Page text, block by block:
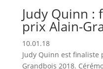
Judy Quinn
prix Alain-
10.01.18
Judy Quinn est finaliste
Grandbois 2018.